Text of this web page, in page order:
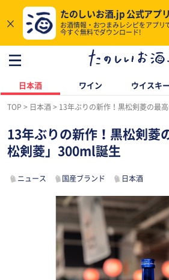
×
たのしいお酒.jp 公式アプリ
お酒情報・おつまみレシピをアプリ
今すぐ無料でダウンロード!
日本酒 ワイン ウイスキー
TOP 日本酒 13年ぶりの新作！黒松剣菱の最高
13年ぶりの新作！黒松剣菱
松剣菱」300ml誕生
ニュース 国産ブランド 日本酒